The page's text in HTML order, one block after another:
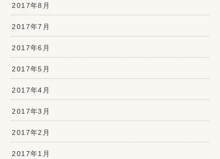
2017年8月
2017年7月
2017年6月
2017年5月
2017年4月
2017年3月
2017年2月
2017年1月